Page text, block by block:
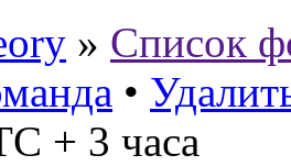
» Список
•
+ 3 часа